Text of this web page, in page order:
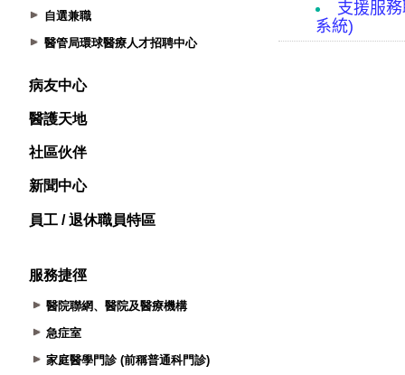
自選兼職
醫管局環球醫療人才招聘中心
病友中心
醫護天地
社區伙伴
新聞中心
員工 / 退休職員特區
服務捷徑
醫院聯網、醫院及醫療機構
急症室
家庭醫學門診 (前稱普通科門診)